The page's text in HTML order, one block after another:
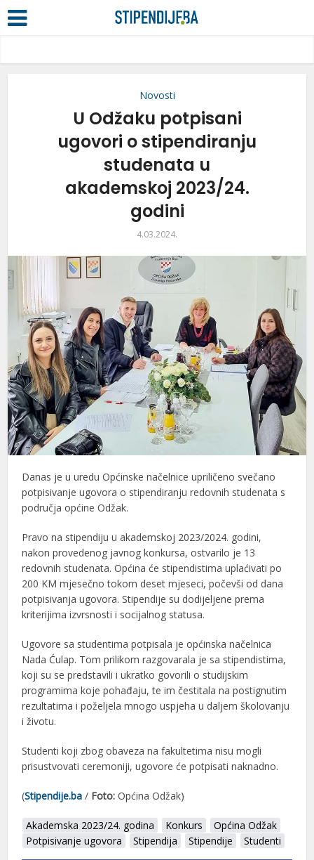
Novosti
U Odžaku potpisani
ugovori o stipendiranju
studenata u
akademskoj 2023/24.
godini
4.03.2024.
Danas je u uredu Općinske načelnice upriličeno svečano
potpisivanje ugovora o stipendiranju redovnih studenata s
područja općineOdžak.
Pravo na stipendiju u akademskoj 2023/2024. godini,
nakon provedenog javnog konkursa, ostvarilo je 13
redovnih studenata. Općina će stipendistima uplaćivati po
200 KM mjesečno tokom deset mjeseci, počevši od dana
potpisivanja ugovora. Stipendije su dodijeljene prema
kriterijima izvrsnosti i socijalnog statusa.
Ugovore sa studentima potpisala je općinska načelnica
Nada Ćulap. Tom prilikom razgovarala je sa stipendistima,
koji su se predstavili i ukratko govorili o studijskim
programima koje pohađaju, te im čestitala na postignutim
rezultatima i poželjela mnogo uspjeha u daljem školovanju
i životu.
Studenti koji zbog obaveza na fakultetima nisu mogli
prisustvovati ceremoniji, ugovore će potpisati naknadno.
(Stipendije.ba / Foto: Općina Odžak)
Akademska 2023/24. godina Konkurs
Općina Odžak
Potpisivanje ugovora
Stipendija Stipendije Studenti